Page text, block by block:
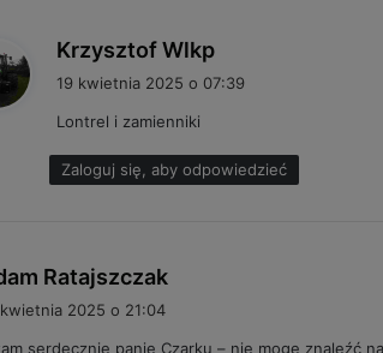
Krzysztof Wlkp
i
e
:
19 kwietnia 2025 o 07:39
Lontrel i zamienniki
Zaloguj się, aby odpowiedzieć
Ratajszczak
2025 o 21:04
serdecznie panie Czarku – nie mogę znaleźć